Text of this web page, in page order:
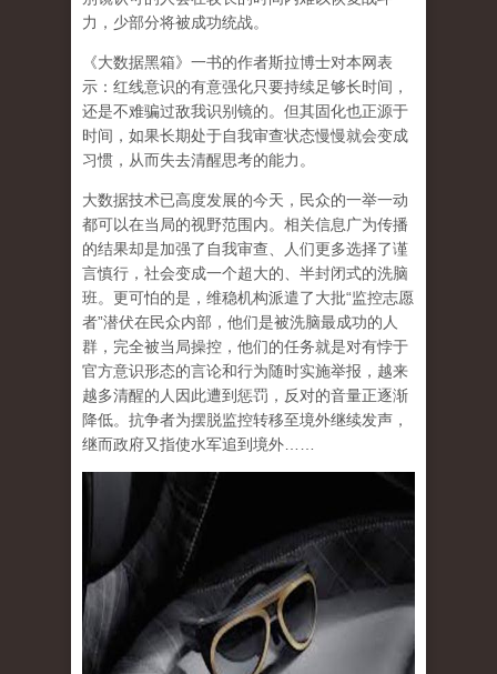
力，少部分将被成功统战。
《大数据黑箱》一书的作者斯拉博士对本网表
示：红线意识的有意强化只要持续足够长时间，
还是不难骗过敌我识别镜的。但其固化也正源于
时间，如果长期处于自我审查状态慢慢就会变成
习惯，从而失去清醒思考的能力。
大数据技术已高度发展的今天，民众的一举一动
都可以在当局的视野范围内。相关信息广为传播
的结果却是加强了自我审查、人们更多选择了谨
言慎行，社会变成一个超大的、半封闭式的洗脑
班。更可怕的是，维稳机构派遣了大批“监控志愿
者”潜伏在民众内部，他们是被洗脑最成功的人
群，完全被当局操控，他们的任务就是对有悖于
官方意识形态的言论和行为随时实施举报，越来
越多清醒的人因此遭到惩罚，反对的音量正逐渐
降低。抗争者为摆脱监控转移至境外继续发声，
继而政府又指使水军追到境外